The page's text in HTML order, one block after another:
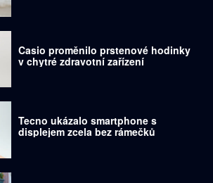
Casio proměnilo prstenové hodinky
v chytré zdravotní zařízení
Tecno ukázalo smartphone s
displejem zcela bez rámečků